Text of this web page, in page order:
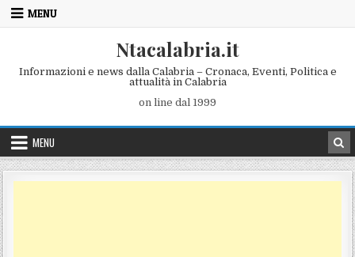
Skip to content
MENU
Ntacalabria.it
Informazioni e news dalla Calabria – Cronaca, Eventi, Politica e
attualità in Calabria
on line dal 1999
MENU